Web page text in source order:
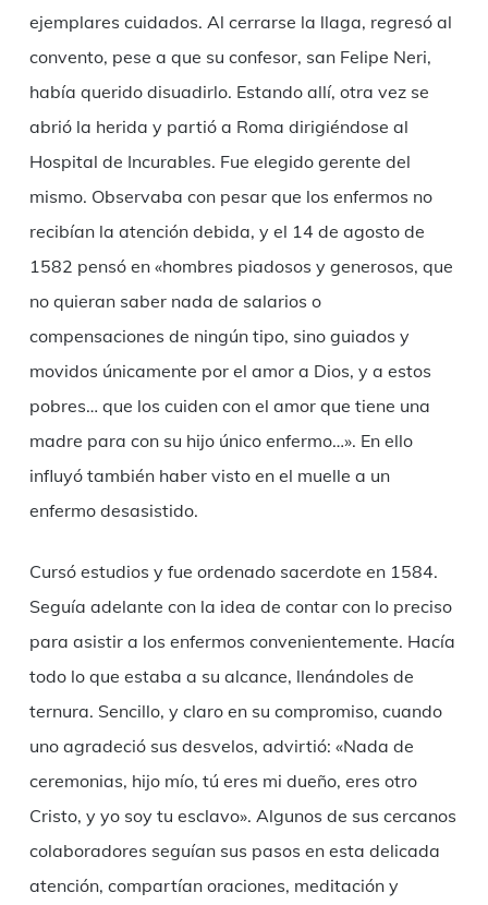
ejemplares cuidados. Al cerrarse la llaga, regresó al
convento, pese a que su confesor, san Felipe Neri,
había querido disuadirlo. Estando allí, otra vez se
abrió la herida y partió a Roma dirigiéndose al
Hospital de Incurables. Fue elegido gerente del
mismo. Observaba con pesar que los enfermos no
recibían la atención debida, y el 14 de agosto de
1582 pensó en «hombres piadosos y generosos, que
no quieran saber nada de salarios o
compensaciones de ningún tipo, sino guiados y
movidos únicamente por el amor a Dios, y a estos
pobres… que los cuiden con el amor que tiene una
madre para con su hijo único enfermo…». En ello
influyó también haber visto en el muelle a un
enfermo desasistido.
Cursó estudios y fue ordenado sacerdote en 1584.
Seguía adelante con la idea de contar con lo preciso
para asistir a los enfermos convenientemente. Hacía
todo lo que estaba a su alcance, llenándoles de
ternura. Sencillo, y claro en su compromiso, cuando
uno agradeció sus desvelos, advirtió: «Nada de
ceremonias, hijo mío, tú eres mi dueño, eres otro
Cristo, y yo soy tu esclavo». Algunos de sus cercanos
colaboradores seguían sus pasos en esta delicada
atención, compartían oraciones, meditación y